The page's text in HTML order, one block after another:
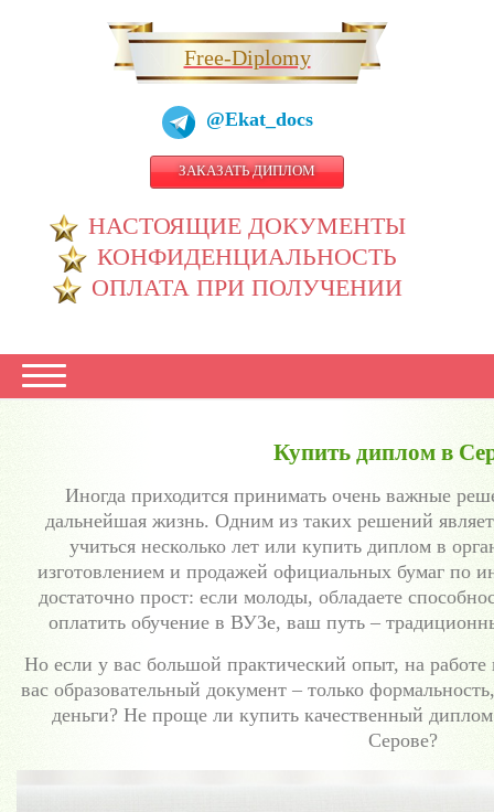
Free-Diplomy
@Ekat_docs
ЗАКАЗАТЬ ДИПЛОМ
НАСТОЯЩИЕ ДОКУМЕНТЫ
КОНФИДЕНЦИАЛЬНОСТЬ
ОПЛАТА ПРИ ПОЛУЧЕНИИ
Купить диплом в
Иногда приходится принимать очень важные
дальнейшая жизнь. Одним из таких решений
учиться несколько лет или купить диплом в
изготовлением и продажей официальных бумаг по
достаточно прост: если молоды, обладаете
оплатить обучение в ВУЗе, ваш путь –
Но если у вас большой практический опыт, на работе
вас образовательный документ – только
деньги? Не проще ли купить качественный
Серове?